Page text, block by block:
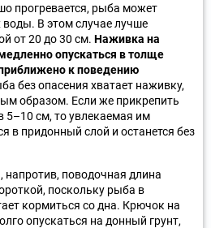
прогревается, рыба может
воды. В этом случае лучше
от 20 до 30 см. Наживка на
опускаться в толще
к поведению
без опасения хватает наживку,
образом. Если же прикрепить
5–10 см, то увлекаемая им
в придонный слой и останется без
напротив, поводочная длина
поскольку рыба в
кормиться со дна. Крючок на
опускаться на донный грунт,